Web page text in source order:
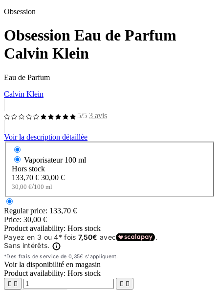
Obsession
Obsession Eau de Parfum
Calvin Klein
Eau de Parfum
Calvin Klein
5/5 3 avis
Voir la description détaillée
Vaporisateur 100 ml
Hors stock
133,70 € 30,00 €
30,00 €/100 ml
Regular price: 133,70 €
Price: 30,00 €
Product availability: Hors stock
Voir la disponibilité en magasin
Product availability: Hors stock
   